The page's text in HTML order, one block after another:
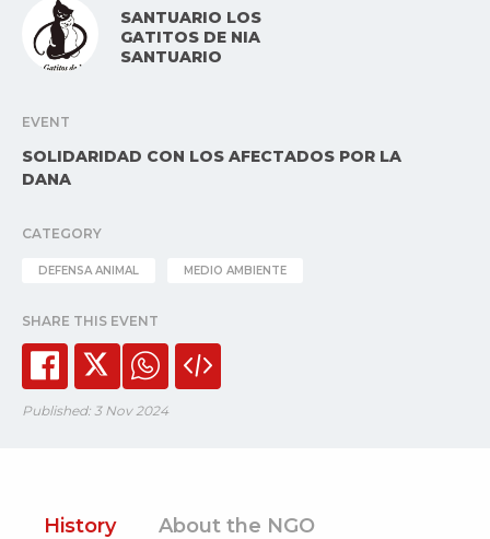
SANTUARIO LOS
GATITOS DE NIA
SANTUARIO
EVENT
SOLIDARIDAD CON LOS AFECTADOS POR LA
DANA
CATEGORY
DEFENSA ANIMAL MEDIO AMBIENTE
SHARE THIS EVENT
Published: 3 Nov 2024
History About the NGO